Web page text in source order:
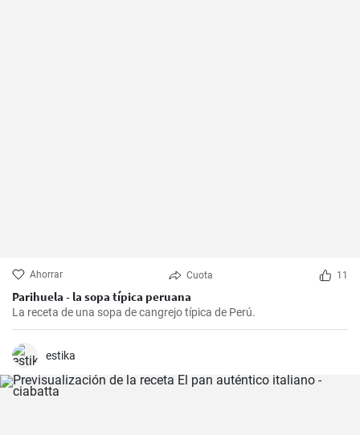
Ahorrar Cuota 11
Parihuela - la sopa típica peruana
La receta de una sopa de cangrejo típica de Perú.
estika